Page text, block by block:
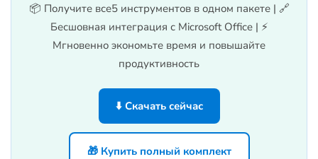
📦 Получите все5 инструментов в одном пакете | 🔗
Бесшовная интеграция с Microsoft Office | ⚡
Мгновенно экономьте время и повышайте
продуктивность
⬇️ Скачать сейчас
🎁 Купить полный комплект